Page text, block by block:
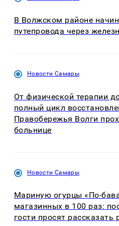
В Волжском районе
путепровода через
Новости Самары
От физической терапии
полный цикл
Правобережья Волги
больнице
Новости Самары
Мариную огурцы «По-
магазинных в 100 раз:
гости просят рассказать